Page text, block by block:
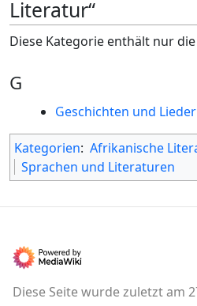
Literatur“
Diese Kategorie enthält nur
G
Geschichten und
Kategorien: Afrikanische
Sprachen und Literaturen
Diese Seite wurde zuletzt am